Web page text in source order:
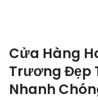
Cửa Hàng
Trương Đẹp
Nhanh